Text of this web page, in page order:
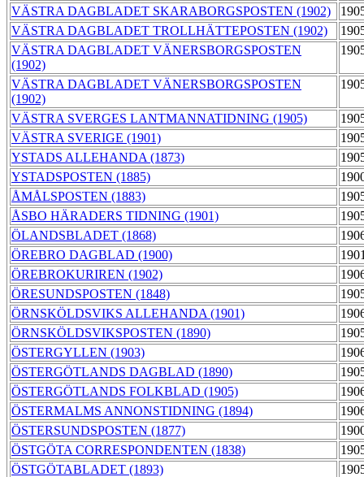
VÄSTRA DAGBLADET SKARABORGSPOSTEN (1902)
VÄSTRA DAGBLADET TROLLHÄTTEPOSTEN (1902)
VÄSTRA DAGBLADET VÄNERSBORGSPOSTEN
(1902)
VÄSTRA DAGBLADET VÄNERSBORGSPOSTEN
(1902)
VÄSTRA SVERGES LANTMANNATIDNING (1905)
VÄSTRA SVERIGE (1901)
YSTADS ALLEHANDA (1873)
YSTADSPOSTEN (1885)
ÅMÅLSPOSTEN (1883)
ÅSBO HÄRADERS TIDNING (1901)
ÖLANDSBLADET (1868)
ÖREBRO DAGBLAD (1900)
ÖREBROKURIREN (1902)
ÖRESUNDSPOSTEN (1848)
ÖRNSKÖLDSVIKS ALLEHANDA (1901)
ÖRNSKÖLDSVIKSPOSTEN (1890)
ÖSTERGYLLEN (1903)
ÖSTERGÖTLANDS DAGBLAD (1890)
ÖSTERGÖTLANDS FOLKBLAD (1905)
ÖSTERMALMS ANNONSTIDNING (1894)
ÖSTERSUNDSPOSTEN (1877)
ÖSTGÖTA CORRESPONDENTEN (1838)
ÖSTGÖTABLADET (1893)